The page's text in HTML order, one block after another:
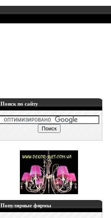
Поиск по сайту
Популярные фирмы